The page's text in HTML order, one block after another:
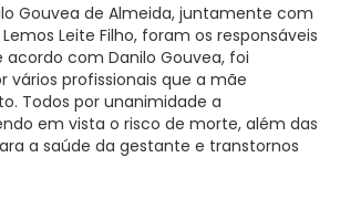
Gouvea de Almeida, juntamente com
Leite Filho, foram os responsáveis
acordo com Danilo Gouvea, foi
vários profissionais que a mãe
Todos por unanimidade a
em vista o risco de morte, além das
a saúde da gestante e transtornos